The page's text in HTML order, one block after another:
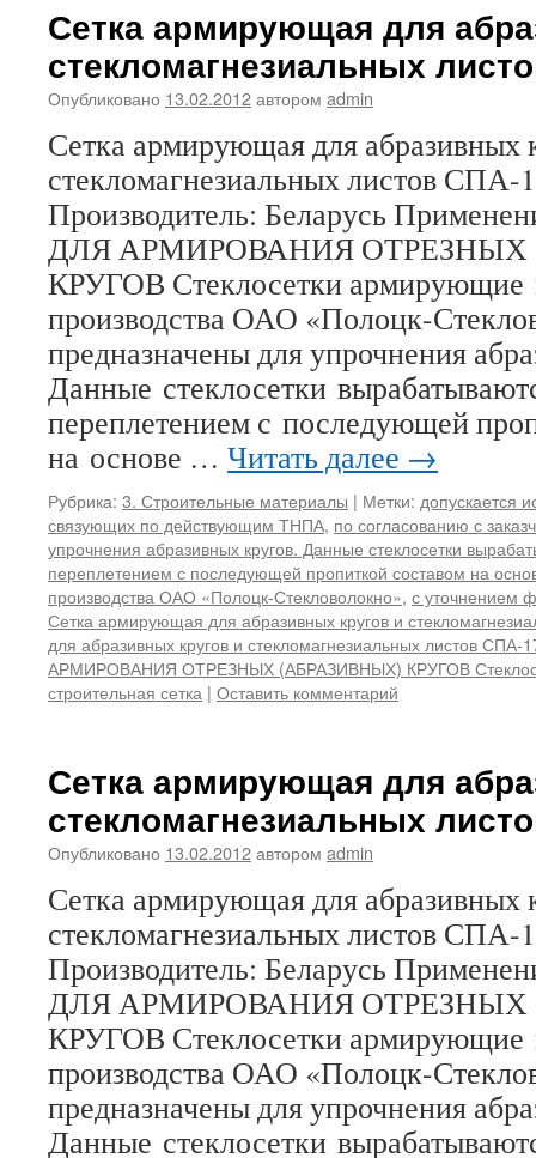
Сетка армирующая для
стекломагнезиальных
Опубликовано 13.02.2012автором admin
Сетка армирующая для абразивных
стекломагнезиальных листов
Производитель: Беларусь
ДЛЯ АРМИРОВАНИЯ ОТРЕЗНЫХ
КРУГОВ Стеклосетки
производства ОАО «Полоцк-
предназначены для упрочнения
Данные стеклосетки
переплетением с последующей
на основе … Читать далее →
Рубрика: 3. Строительные материалы | Метки: допускается
связующих по действующим ТНПА, по согласованию с
упрочнения абразивных кругов. Данные стеклосетки
переплетением с последующей пропиткой составом на
производства ОАО «Полоцк-Стекловолокно», с уточнением
Сетка армирующая для абразивных кругов и
для абразивных кругов и стекломагнезиальных листов СПА-
АРМИРОВАНИЯ ОТРЕЗНЫХ (АБРАЗИВНЫХ) КРУГОВ
строительная сетка | Оставить комментарий
Сетка армирующая для
стекломагнезиальных
Опубликовано 13.02.2012автором admin
Сетка армирующая для абразивных
стекломагнезиальных листов
Производитель: Беларусь
ДЛЯ АРМИРОВАНИЯ ОТРЕЗНЫХ
КРУГОВ Стеклосетки
производства ОАО «Полоцк-
предназначены для упрочнения
Данные стеклосетки